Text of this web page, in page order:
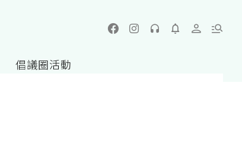
倡議圈活動